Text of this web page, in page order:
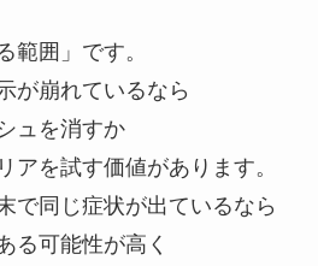
範囲」です。
が崩れているなら
ュを消すか
アを試す価値があります。
で同じ症状が出ているなら
る可能性が高く